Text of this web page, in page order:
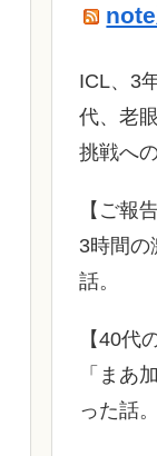
ICL、3
代、老
挑戦へ
【ご報
3時間の
話。
【40代
「まあ
った話。